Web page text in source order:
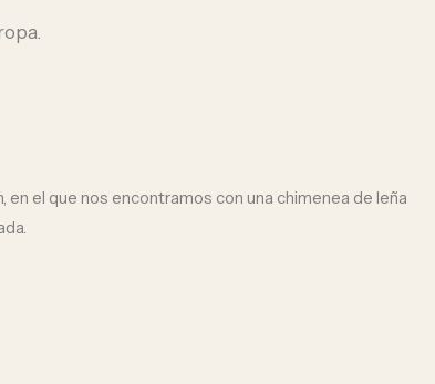
en el que nos encontramos con una chimenea de leña